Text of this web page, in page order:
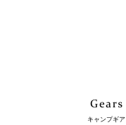
キャンプギア